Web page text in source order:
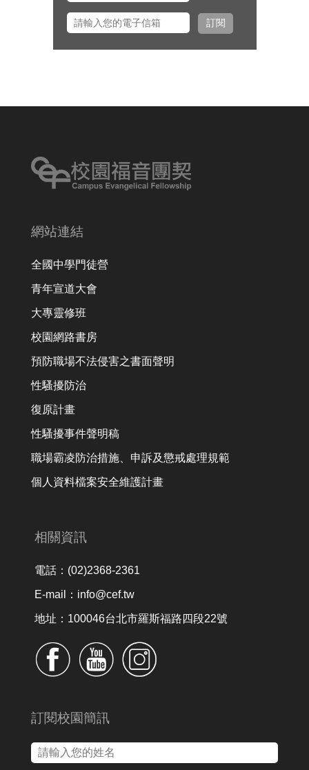
之友並舉辦校園之友會，願主看顧
訂閱
網站連結
全國中學門徒營
青年宣道大會
大專靈修班
校園網路書房
預防職場不法侵害之書面聲明
性騷擾防治
復原計畫
性騷擾事件聲明稿
職場霸凌防治措施、申訴及懲戒處理規範
個人資料檔案安全維護計畫
相關資訊
電話：(02)2368-2361
E-mail：info@cef.tw
地址：100046台北市羅斯福路四段22號
訂閱校園簡訊